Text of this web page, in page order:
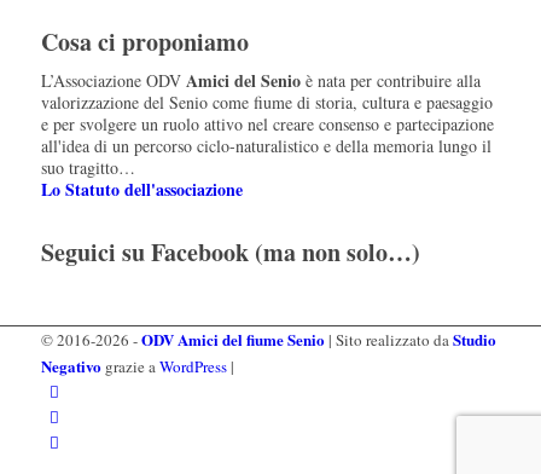
Cosa ci proponiamo
L’Associazione ODV Amici del Senioè nata per contribuire alla
valorizzazione del Senio come fiume di storia, cultura e paesaggio
e per svolgere un ruolo attivo nel creare consenso e partecipazione
all'idea di un percorso ciclo-naturalistico e della memoria lungo il
suo tragitto…
Lo Statuto dell'associazione
Seguici su Facebook (ma non solo…)
© 2016-2026 -ODV Amici del fiume Senio| Sito realizzato daStudio
Negativograzie aWordPress|